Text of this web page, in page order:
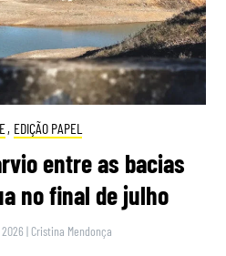
, EDIÇÃO PAPEL
entre as bacias
no final de julho
| Cristina Mendonça